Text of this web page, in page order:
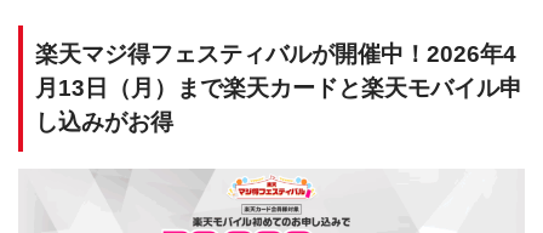
楽天マジ得フェスティバルが開催中！2026年4
月13日（月）まで楽天カードと楽天モバイル申
し込みがお得